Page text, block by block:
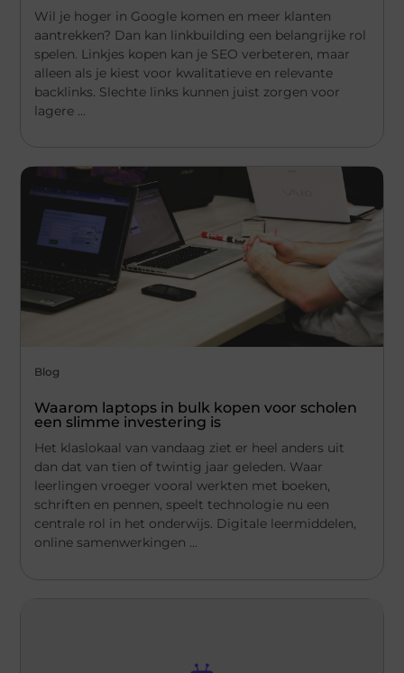
Wil je hoger in Google komen en meer klanten
aantrekken? Dan kan linkbuilding een belangrijke rol
spelen. Linkjes kopen kan je SEO verbeteren, maar
alleen als je kiest voor kwalitatieve en relevante
backlinks. Slechte links kunnen juist zorgen voor
lagere ...
Blog
Waarom laptops in bulk kopen voor scholen
een slimme investering is
Het klaslokaal van vandaag ziet er heel anders uit
dan dat van tien of twintig jaar geleden. Waar
leerlingen vroeger vooral werkten met boeken,
schriften en pennen, speelt technologie nu een
centrale rol in het onderwijs. Digitale leermiddelen,
online samenwerkingen ...